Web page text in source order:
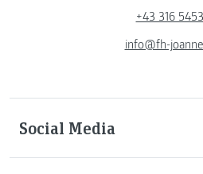
+43 316
info@fh-
Social Media